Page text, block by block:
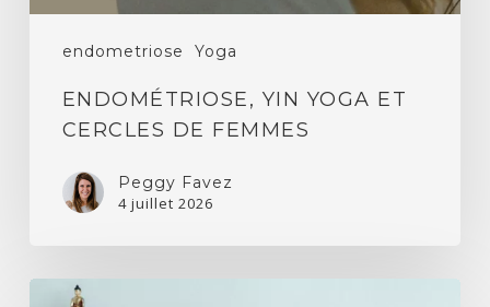
endometriose Yoga
ENDOMÉTRIOSE, YIN YOGA ET
CERCLES DE FEMMES
Peggy Favez
4 juillet 2026
Effets